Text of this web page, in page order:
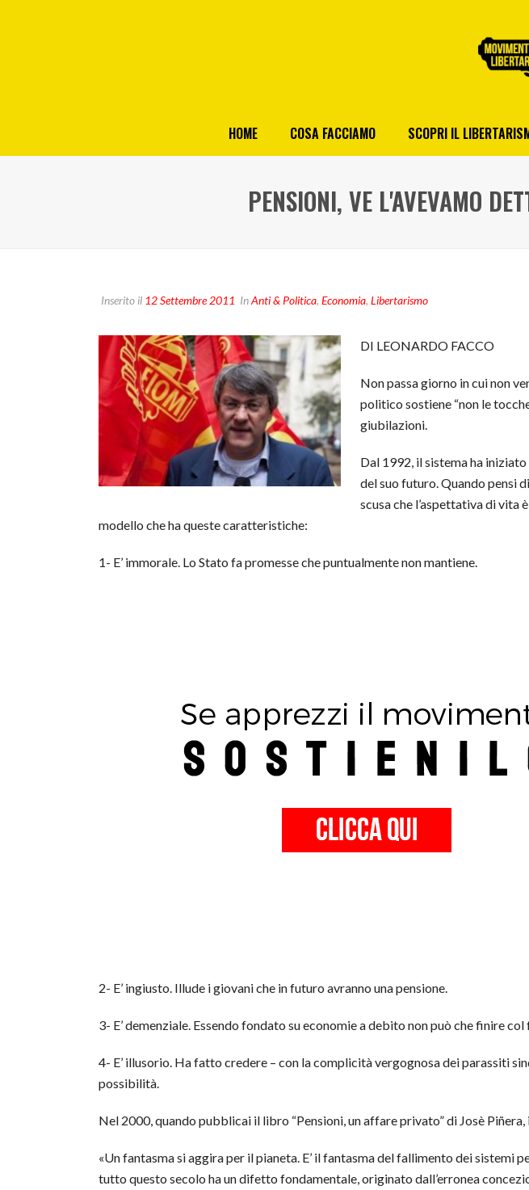
HOME COSA FACCIAMO SCOPRI IL
PENSIONI, VE L'AVEVAMO
Inserito il 12 Settembre 2011 InAnti & Politica, Economia, Libertarismo
DI LEONARDO FACCO
Non passa giorno in cui non
politico sostiene “non le
giubilazioni.
Dal 1992, il sistema ha
del suo futuro. Quando pensi
scusa che l’aspettativa di vita
modello che ha queste caratteristiche:
1- E’ immorale. Lo Stato fa promesse che puntualmente non mantiene.
2- E’ ingiusto. Illude i giovani che in futuro avranno una pensione.
3- E’ demenziale. Essendo fondato su economie a debito non può che finire
4- E’ illusorio. Ha fatto credere – con la complicità vergognosa dei parassiti
possibilità.
Nel 2000, quando pubblicai il libro “Pensioni, un affare privato” di Josè
«Un fantasma si aggira per il pianeta. E’ il fantasma del fallimento dei
tutto questo secolo ha un difetto fondamentale, originato dall’erronea